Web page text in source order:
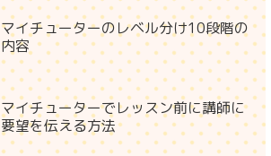
マイチューターのレベル分け10段階の
内容
マイチューターでレッスン前に講師に
要望を伝える方法